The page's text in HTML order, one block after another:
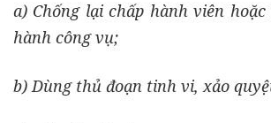
a) Chống lại chấp hành viên
hành công vụ;
b) Dùng thủ đoạn tinh vi, xảo